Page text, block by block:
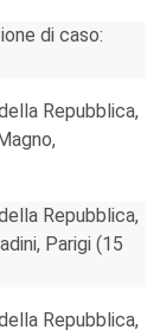
di caso:
Repubblica,
Repubblica,
Parigi (15
Repubblica,